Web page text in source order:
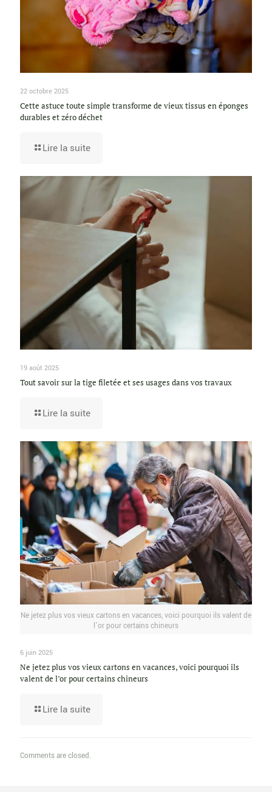
22 octobre 2025
Cette astuce toute simple transforme de vieux tissus en éponges
durables et zéro déchet
Lire la suite
19 août 2025
Tout savoir sur la tige filetée et ses usages dans vos travaux
Lire la suite
Ne jetez plus vos vieux cartons en vacances, voici pourquoi ils valent de
l’or pour certains chineurs
6 juin 2025
Ne jetez plus vos vieux cartons en vacances, voici pourquoi ils
valent de l’or pour certains chineurs
Lire la suite
Comments are closed.